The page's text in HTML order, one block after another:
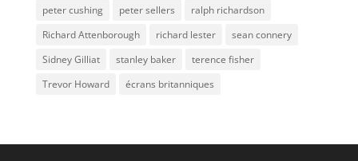
peter cushing
peter sellers
ralph richardson
Richard Attenborough
richard lester
sean connery
Sidney Gilliat
stanley baker
terence fisher
Trevor Howard
écrans britanniques